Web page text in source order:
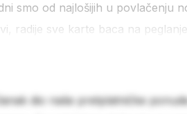
smo od najlošijih u povlačenju
radije sve karte baca na
dio naše pretplatničke